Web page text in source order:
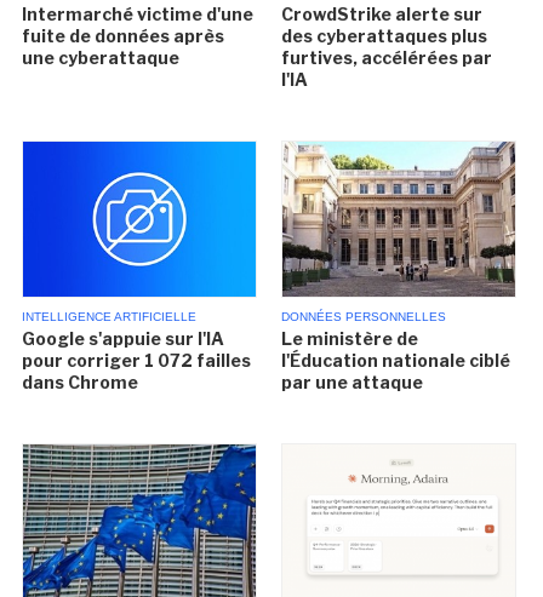
Intermarché victime d'une
fuite de données après
une cyberattaque
CrowdStrike alerte sur
des cyberattaques plus
furtives, accélérées par
l'IA
INTELLIGENCE ARTIFICIELLE
Google s'appuie sur l'IA
pour corriger 1 072 failles
dans Chrome
DONNÉES PERSONNELLES
Le ministère de
l'Éducation nationale ciblé
par une attaque